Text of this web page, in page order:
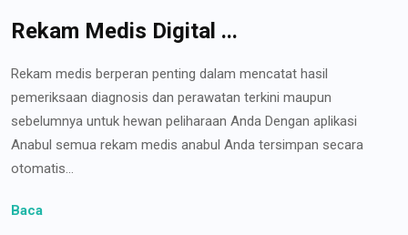
Rekam Medis Digital ...
Rekam medis berperan penting dalam mencatat hasil
pemeriksaan diagnosis dan perawatan terkini maupun
sebelumnya untuk hewan peliharaan Anda Dengan aplikasi
Anabul semua rekam medis anabul Anda tersimpan secara
otomatis...
Baca